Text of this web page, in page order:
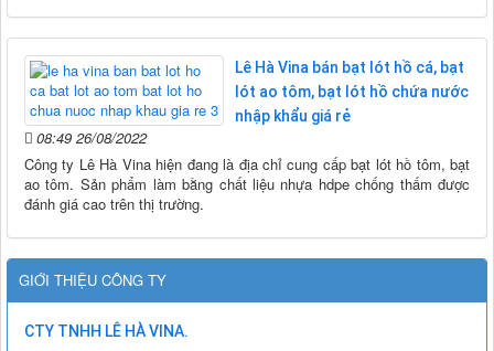
Lê Hà Vina bán bạt lót hồ cá, bạt
lót ao tôm, bạt lót hồ chứa nước
nhập khẩu giá rẻ
08:49 26/08/2022
Công ty Lê Hà Vina hiện đang là địa chỉ cung cấp bạt lót hồ tôm, bạt
ao tôm. Sản phẩm làm bằng chất liệu nhựa hdpe chống thấm được
đánh giá cao trên thị trường.
GIỚI THIỆU CÔNG TY
CTY TNHH LÊ HÀ VINA.